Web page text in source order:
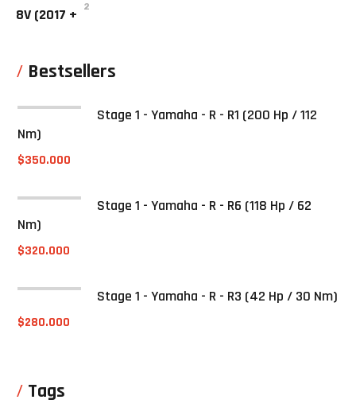
8V (2017 + 2
Bestsellers
Stage 1 - Yamaha - R - R1 (200 Hp / 112
Nm)
$350.000
Stage 1 - Yamaha - R - R6 (118 Hp / 62
Nm)
$320.000
Stage 1 - Yamaha - R - R3 (42 Hp / 30 Nm)
$280.000
Tags